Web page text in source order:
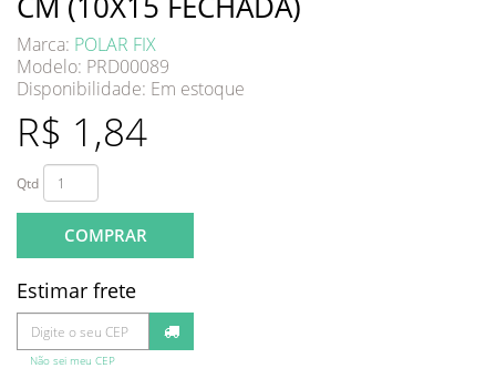
Marca: POLAR FIX
Modelo: PRD00089
Disponibilidade: Em estoque
R$ 1,84
Qtd
COMPRAR
Estimar frete
Não sei meu CEP